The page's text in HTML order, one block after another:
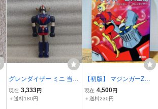
グレンダイザー ミニ 当時
物 超合金 フィギュア UF
Oロボ ロボットアニメ 昭
現在 3,333円
＋送料180円
【初版】 マジンガーZ大
全集 テレビマガジン特別
編集 昭和63年 グレートマ
現在 4,500円
＋送料230円